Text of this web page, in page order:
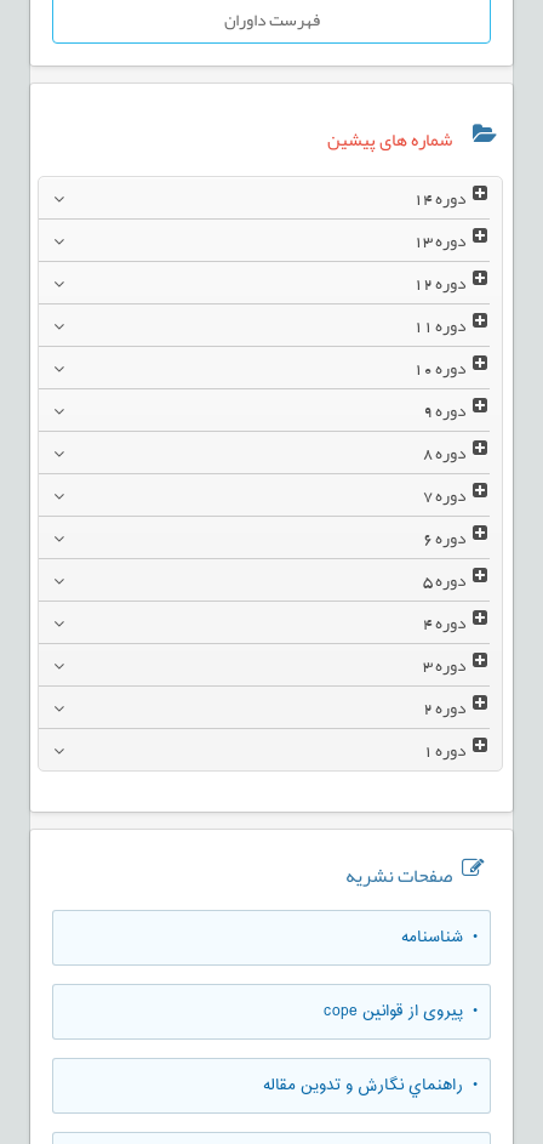
فهرست داوران
شماره های پیشین
دوره14
دوره13
دوره12
دوره11
دوره10
دوره9
دوره8
دوره7
دوره6
دوره5
دوره4
دوره3
دوره2
دوره1
صفحات نشریه
• شناسنامه
• پیروی از قوانین cope
• راهنماي نگارش و تدوين مقاله